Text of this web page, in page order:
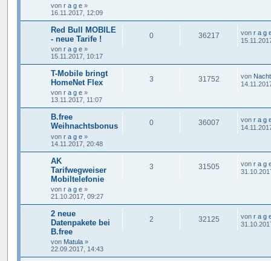
von r a g e »
16.11.2017, 12:09
Red Bull MOBILE
- neue Tarife !
von r a g e »
15.11.2017, 10:17
0 36217 von r a g
T-Mobile bringt
HomeNet Flex
von r a g e »
13.11.2017, 11:07
3 31752 von
B.free
Weihnachtsbonus
von r a g e »
14.11.2017, 20:48
0 36007 von r a g
AK
Tarifwegweiser
Mobiltelefonie
von r a g e »
21.10.2017, 09:27
3 31505 von r a g
2 neue
Datenpakete bei
B.free
von Matula »
22.09.2017, 14:43
2 32125 von r a g